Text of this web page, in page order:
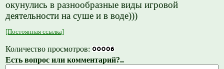
окунулись в разнообразные виды игровой
деятельности на суше и в воде)))
[Постоянная ссылка]
Количество просмотров:
Есть вопрос или комментарий?..